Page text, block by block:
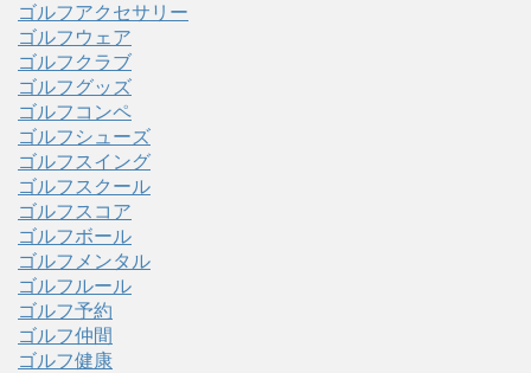
ゴルフアクセサリー
ゴルフウェア
ゴルフクラブ
ゴルフグッズ
ゴルフコンペ
ゴルフシューズ
ゴルフスイング
ゴルフスクール
ゴルフスコア
ゴルフボール
ゴルフメンタル
ゴルフルール
ゴルフ予約
ゴルフ仲間
ゴルフ健康